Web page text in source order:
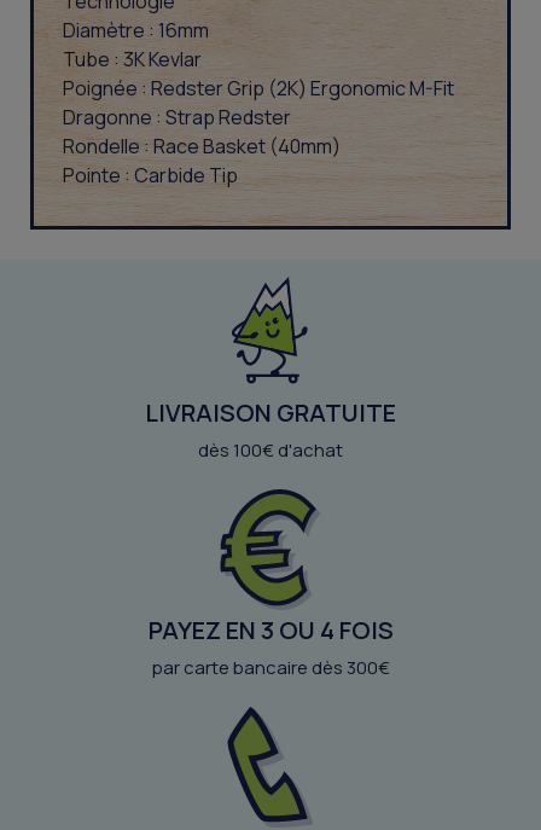
Diamètre : 16mm
Tube : 3K Kevlar
Poignée : Redster Grip (2K) Ergonomic M-Fit
Dragonne : Strap Redster
Rondelle : Race Basket (40mm)
Pointe : Carbide Tip
LIVRAISON GRATUITE
dès 100€ d'achat
PAYEZ EN 3 OU 4 FOIS
par carte bancaire dès 300€